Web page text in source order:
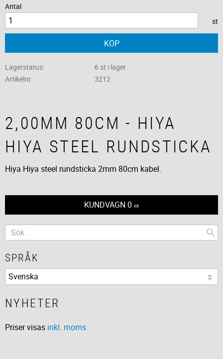
Antal
st
KÖP
Lagerstatus
6 st i lager
Artikelnr
3212
2,00MM 80CM - HIYA
HIYA STEEL RUNDSTICKA
Hiya Hiya steel rundsticka 2mm 80cm kabel.
KUNDVAGN 0 KR
SPRÅK
NYHETER
Priser visas inkl. moms